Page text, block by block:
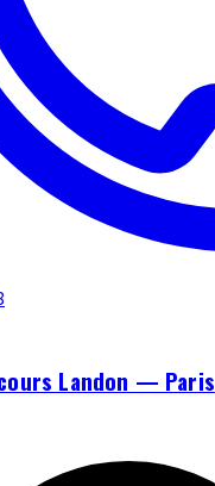
Landon — Paris